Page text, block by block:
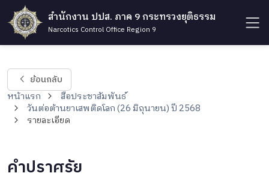
สำนักงาน ปปส. ภาค 9 กระทรวงยุติธรรม
Narcotics Control Office Region 9
ย้อนกลับ
หน้าแรก
สื่อประชาสัมพันธ์
วันต่อต้านยาเสพติดโลก (26 มิถุนายน) ปี 2568
รายละเอียด
คำปราศรัย